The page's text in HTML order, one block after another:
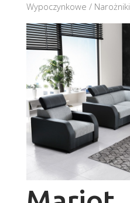
Wypoczynkowe / Narożniki